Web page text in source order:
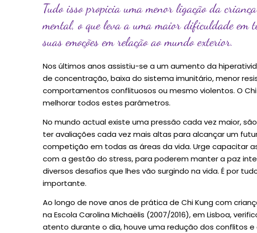
Tudo isso propicia uma menor ligação da
mental, o que leva a uma maior dificuldade em
suas emoções em relação ao mundo exterior.
Nos últimos anos assistiu-se a um aumento da
de concentração, baixa do sistema imunitário, menor
comportamentos conflituosos ou mesmo violentos. O
melhorar todos estes parâmetros.
No mundo actual existe uma pressão cada vez maior,
ter avaliações cada vez mais altas para alcançar um
competição em todas as áreas da vida. Urge capacitar
com a gestão do stress, para poderem manter a paz
diversos desafios que lhes vão surgindo na vida. É por
importante.
Ao longo de nove anos de prática de Chi Kung com
na Escola Carolina Michaëlis (2007/2016), em Lisboa,
atento durante o dia, houve uma redução dos conflitos